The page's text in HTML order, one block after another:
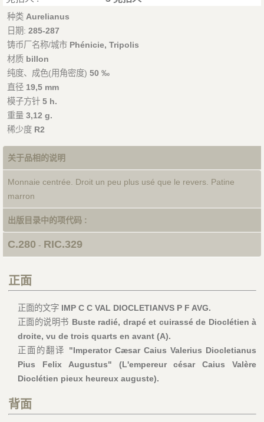
种类 Aurelianus
日期: 285-287
铸币厂名称/城市 Phénicie, Tripolis
材质 billon
纯度、成色(用角密度) 50 ‰
直径 19,5 mm
模子方针 5 h.
重量 3,12 g.
稀少度 R2
关于品相的说明
Monnaie centrée. Droit un peu plus usé que le revers. Patine
marron
出版目录中的项代码 :
C.280 - RIC.329
正面
正面的文字 IMP C C VAL DIOCLETIANVS P F AVG.
正面的说明书 Buste radié, drapé et cuirassé de Dioclétien à
droite, vu de trois quarts en avant (A).
正面的翻译 "Imperator Cæsar Caius Valerius Diocletianus
Pius Felix Augustus" (L'empereur césar Caius Valère
Dioclétien pieux heureux auguste).
背面